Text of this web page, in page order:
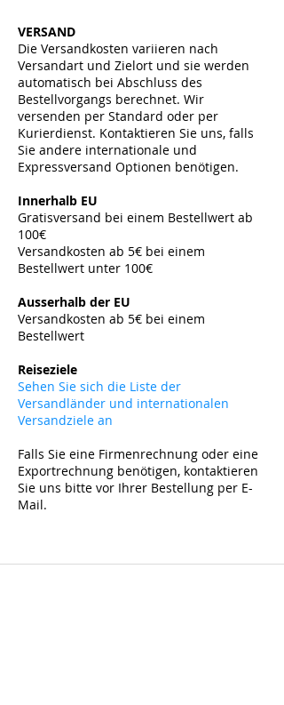
VERSAND
Die Versandkosten variieren nach
Versandart und Zielort und sie werden
automatisch bei Abschluss des
Bestellvorgangs berechnet. Wir
versenden per Standard oder per
Kurierdienst. Kontaktieren Sie uns, falls
Sie andere internationale und
Expressversand Optionen benötigen.
Innerhalb EU
Gratisversand bei einem Bestellwert ab
100€
Versandkosten ab 5€ bei einem
Bestellwert unter 100€
Ausserhalb der EU
Versandkosten ab 5€ bei einem
Bestellwert
Reiseziele
Sehen Sie sich die Liste der
Versandländer und internationalen
Versandziele an
Falls Sie eine Firmenrechnung oder eine
Exportrechnung benötigen, kontaktieren
Sie uns bitte vor Ihrer Bestellung per E-
Mail.